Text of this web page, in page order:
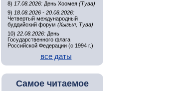
8) 17.08.2026: День Хоомея (Тува)
9) 18.08.2026 - 20.08.2026:
Четвертый международный
буддийский форум (Кызыл, Тува)
10) 22.08.2026: День
Государственного флага
Российской Федерации (с 1994 г.)
все даты
Самое читаемое